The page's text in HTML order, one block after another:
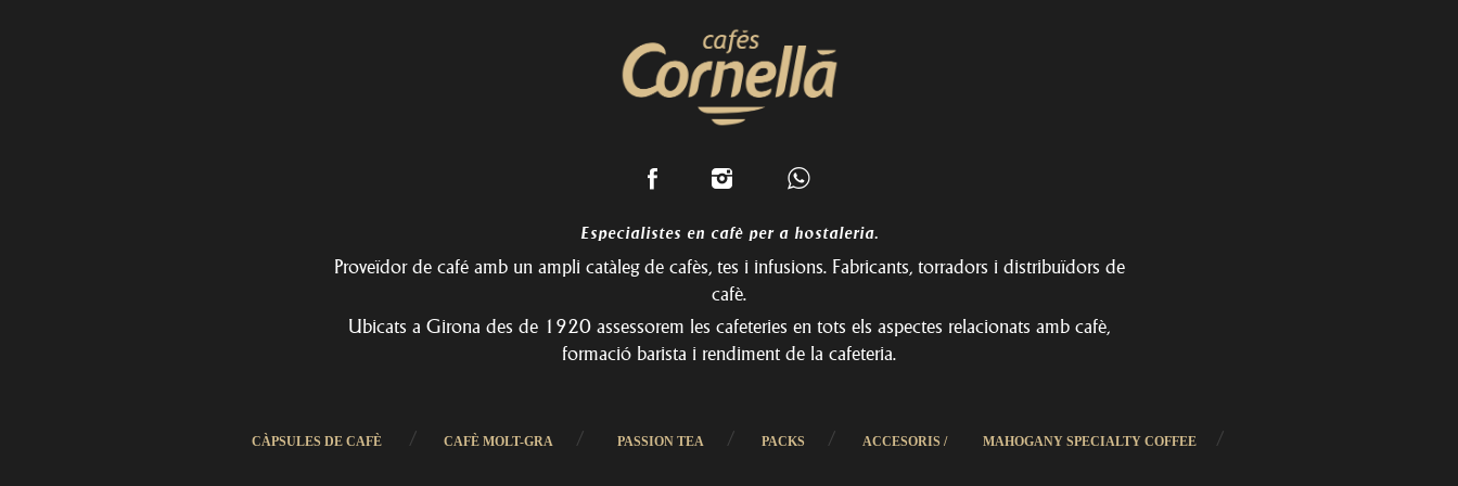
Especialistes en cafè per a hostaleria.
Proveïdor de café amb un ampli catàleg de cafès, tes i infusions. Fabricants, torradors i distribuïdors de
cafè.
Ubicats a Girona des de 1920 assessorem les cafeteries en tots els aspectes relacionats amb cafè,
formació barista i rendiment de la cafeteria.
CÀPSULES DE CAFÈ / CAFÈ MOLT-GRA / PASSION TEA / PACKS / ACCESORIS / MAHOGANY SPECIALTY COFFEE /